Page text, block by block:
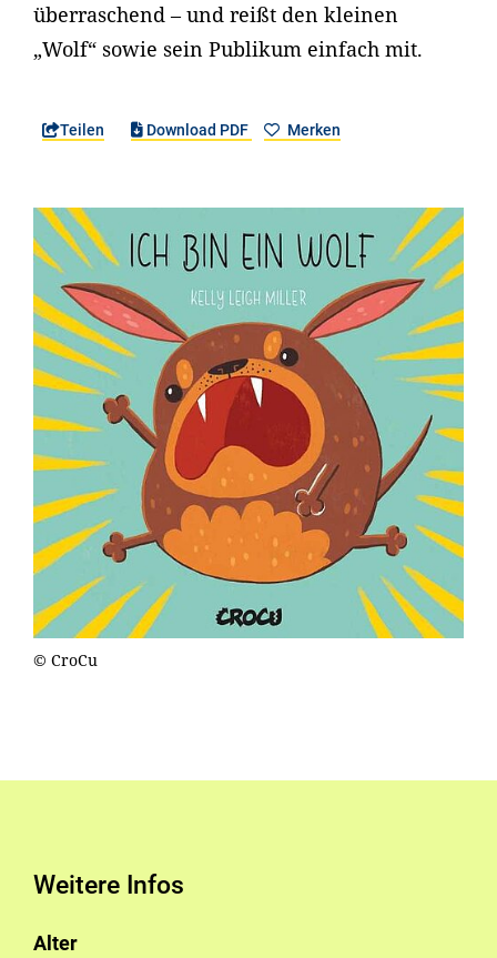
überraschend – und reißt den kleinen
„Wolf“ sowie sein Publikum einfach mit.
Teilen Download PDF Merken
© CroCu
Weitere Infos
Alter